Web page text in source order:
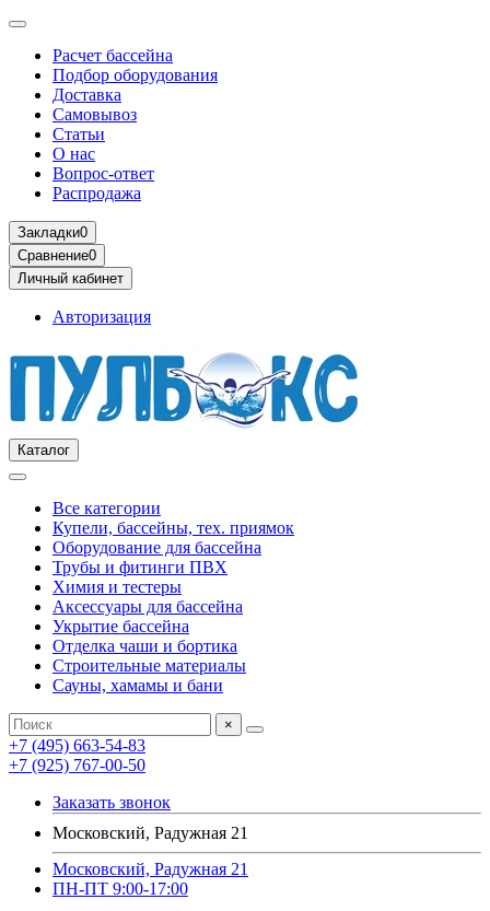
Расчет бассейна
Подбор оборудования
Доставка
Самовывоз
Статьи
О нас
Вопрос-ответ
Распродажа
Закладки0
Сравнение0
Личный кабинет
Авторизация
Каталог
Все категории
Купели, бассейны, тех. приямок
Оборудование для бассейна
Трубы и фитинги ПВХ
Химия и тестеры
Аксессуары для бассейна
Укрытие бассейна
Отделка чаши и бортика
Строительные материалы
Сауны, хамамы и бани
×
+7 (495) 663-54-83
+7 (925) 767-00-50
Заказать звонок
Московский, Радужная 21
Московский, Радужная 21
ПН-ПТ 9:00-17:00